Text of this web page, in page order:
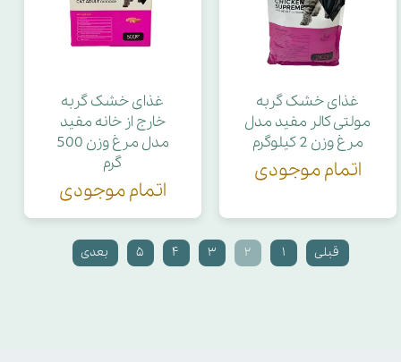
غذای خشک گربه
مولتی کالر مفید مدل
مرغ وزن 2 کیلوگرم
اتمام موجودی
غذای خشک گربه
خارج از خانه مفید
مدل مرغ وزن 500
گرم
اتمام موجودی
قبلی ۱ ۲ ۳ ۴ ۵ بعدی